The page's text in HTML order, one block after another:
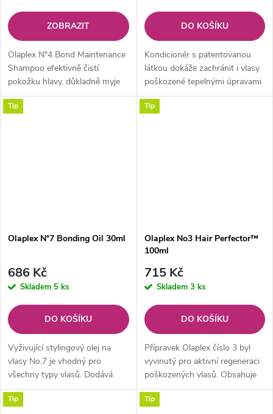
ZOBRAZIT
Olaplex N°4 Bond Maintenance
Shampoo efektivně čistí
pokožku hlavy, důkladně myje
vlasy a navrací jim přirozenou
krásu.
DO KOŠÍKU
Kondicionér s patentovanou
látkou dokáže zachránit i vlasy
poškozené tepelnými úpravami
nebo barvením. Neobsahuje
silikony, sírany, parabeny ani
Tip
Olaplex N°7 Bonding Oil 30ml
686 Kč
Skladem 5 ks
DO KOŠÍKU
Vyživující stylingový olej na
vlasy No.7 je vhodný pro
všechny typy vlasů. Dodává
vlasům extra lesk,
nesrovnatelnou hebkost a
Tip
Olaplex No3 Hair Perfector™
100ml
715 Kč
Skladem 3 ks
DO KOŠÍKU
Přípravek Olaplex číslo 3 byl
vyvinutý pro aktivní regeneraci
poškozených vlasů. Obsahuje
stejné účinné látky jako
produkty No.1 a No.2, které se
Tip Tip